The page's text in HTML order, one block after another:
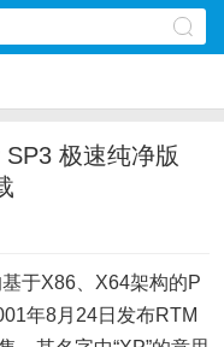
极速纯净版
于X86、X64架构的P
年8月24日发布RTM